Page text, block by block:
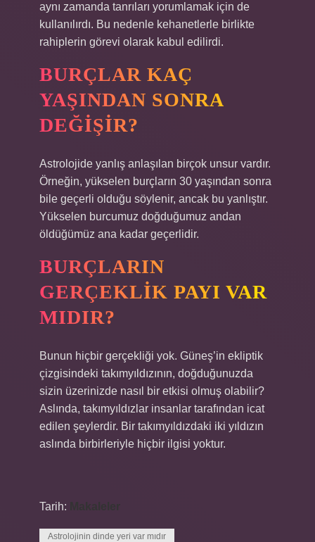
aynı zamanda tanrıları yorumlamak için de
kullanılırdı. Bu nedenle kehanetlerle birlikte
rahiplerin görevi olarak kabul edilirdi.
BURÇLAR KAÇ
YAŞINDAN SONRA
DEĞIŞIR?
Astrolojide yanlış anlaşılan birçok unsur vardır.
Örneğin, yükselen burçların 30 yaşından sonra
bile geçerli olduğu söylenir, ancak bu yanlıştır.
Yükselen burcumuz doğduğumuz andan
öldüğümüz ana kadar geçerlidir.
BURÇLARIN
GERÇEKLIK PAYI VAR
MIDIR?
Bunun hiçbir gerçekliği yok. Güneş’in ekliptik
çizgisindeki takımyıldızının, doğduğunuzda
sizin üzerinizde nasıl bir etkisi olmuş olabilir?
Aslında, takımyıldızlar insanlar tarafından icat
edilen şeylerdir. Bir takımyıldızdaki iki yıldızın
aslında birbirleriyle hiçbir ilgisi yoktur.
Tarih:
Astrolojinin dinde yeri var mıdır